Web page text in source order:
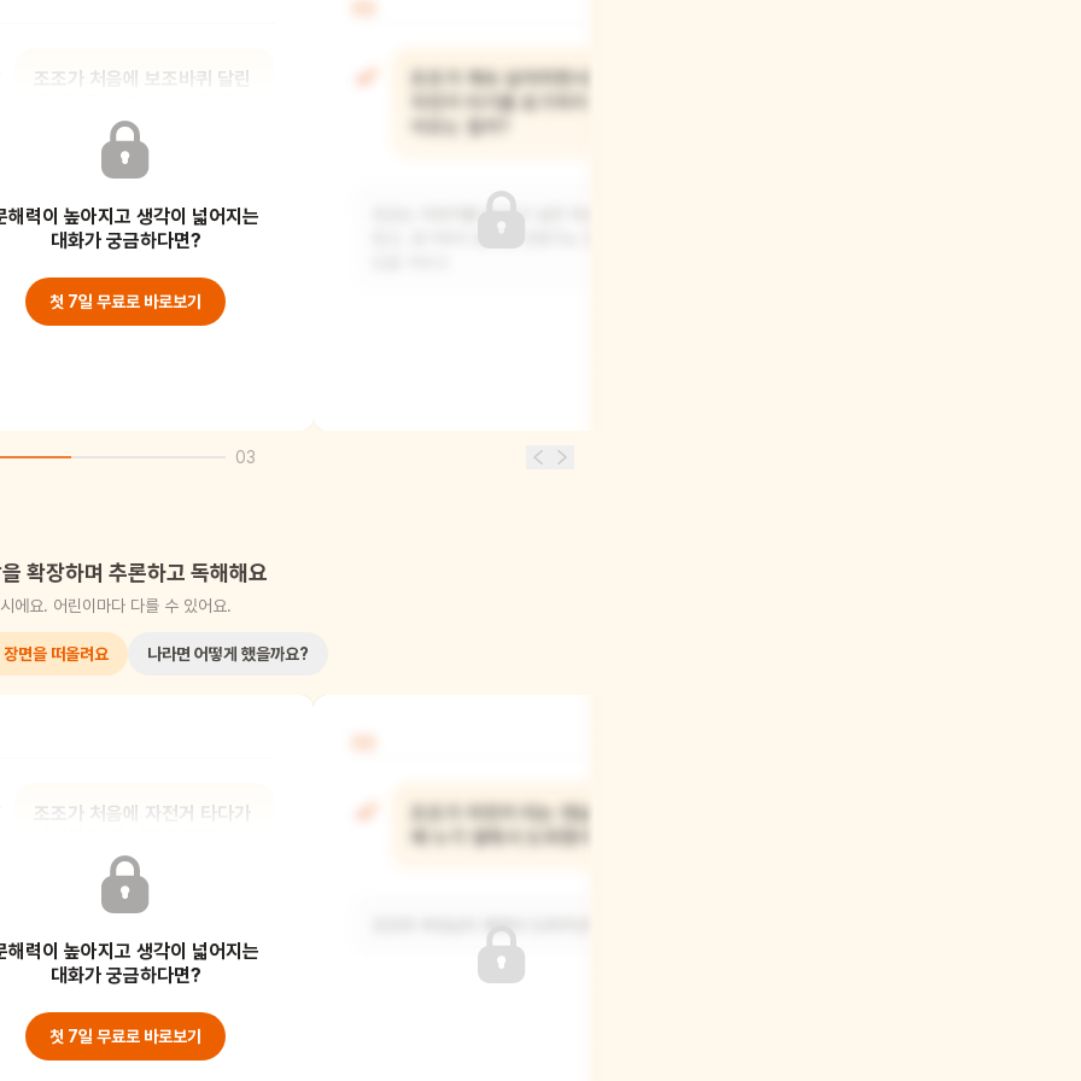
조조가 처음에 보조바퀴 달린
어떤 생각을 했을까?
조는 아마도 "나는 이미 큰 아이인데
왜 아기용 자전거를 줬지?"라고
해력이 높아지고 생각이 넓어지는
대화가 궁금하다면?
첫 7일 무료로 바로보기
조조가 계속 넘어지면서도
자전거 타기를 포기하지 않은
03
확장하며 추론하고 독해해요
에요. 어린이마다 다를 수 있어요.
면을 떠올려요 나라면 어떻게 했을까요?
조조가 처음에 자전거 타다가
조가 넘어졌을 때 아파하고 실망한
표정을 지었어요.
해력이 높아지고 생각이 넓어지는
대화가 궁금하다면?
첫 7일 무료로 바로보기
조조가 자전거 타는 연습을 할
때 누가 옆에서 도와줬어?